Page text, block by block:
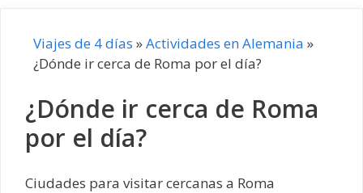
Viajes de 4 días »Actividades en Alemania »
¿Dónde ir cerca de Roma por el día?
¿Dónde ir cerca de Roma
por el día?
Ciudades para visitar cercanas a Roma